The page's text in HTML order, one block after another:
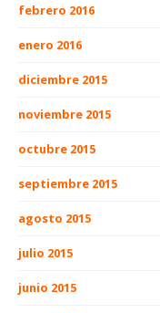
febrero 2016
enero 2016
diciembre 2015
noviembre 2015
octubre 2015
septiembre 2015
agosto 2015
julio 2015
junio 2015